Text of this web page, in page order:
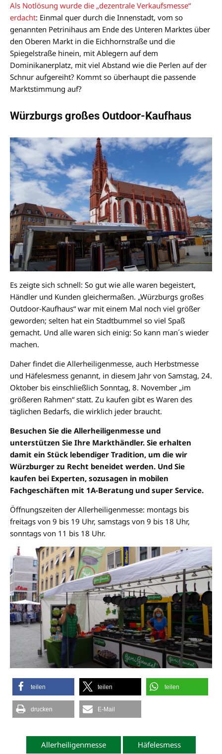
Als Notlösung wurde die „dezentrale Verkaufsmesse“
erdacht: Einmal quer durch die Innenstadt, vom so
genannten Petrinihaus am Ende des Unteren Marktes über
den Oberen Markt in die Eichhornstraße und die
Spiegelstraße hinein, mit Ablegern auf dem
Dominikanerplatz, mit viel Abstand wie die Perlen auf der
Schnur aufgereiht? Kommt so überhaupt die passende
Marktstimmung auf?
Würzburgs großes Outdoor-Kaufhaus
Es zeigte sich schnell: So gut wie alle waren begeistert,
Händler und Kunden gleichermaßen. „Würzburgs großes
Outdoor-Kaufhaus“ war mit einem Mal noch viel größer
geworden; selten hat ein Stadtbummel so viel Spaß
gemacht. Und alle waren sich einig: So kann man´s wieder
machen.
Daher findet die Allerheiligenmesse, auch Herbstmesse
und Häfelesmess genannt, in diesem Jahr von Samstag, 24.
Oktober bis einschließlich Sonntag, 8. November „im
größeren Rahmen“ statt. Zu kaufen gibt es Waren des
täglichen Bedarfs, die wirklich jeder braucht.
Besuchen Sie die Allerheiligenmesse und
unterstützen Sie Ihre Markthändler. Sie erhalten
damit ein Stück lebendiger Tradition, um die wir
Würzburger zu Recht beneidet werden. Und Sie
kaufen bei Experten, sozusagen in mobilen
Fachgeschäften mit 1A-Beratung und super Service.
Öffnungszeiten der Allerheiligenmesse: montags bis
freitags von 9 bis 19 Uhr, samstags von 9 bis 18 Uhr,
sonntags von 11 bis 18 Uhr.
teilen teilen teilen
drucken E-Mail
Allerheiligenmesse Häfelesmess